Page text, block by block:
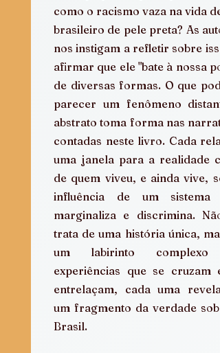
como o racismo vaza na vida de
brasileiro de pele preta? As
nos instigam a refletir sobre
afirmar que ele "bate à nossa
de diversas formas. O que
parecer um fenômeno
abstrato toma forma nas
contadas neste livro. Cada
uma janela para a realidade
de quem viveu, e ainda vive,
influência de um sistema
marginaliza e discrimina.
trata de uma história única,
um labirinto complexo
experiências que se cruzam
entrelaçam, cada uma
um fragmento da verdade
Brasil.